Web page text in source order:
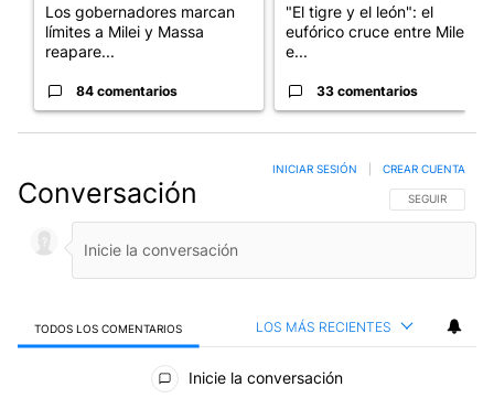
Los gobernadores marcan
límites a Milei y Massa
reapare...
84 comentarios
"El tigre y el león": el
eufórico cruce entre Milei y
e...
33 comentarios
Conversación SIGA ESTA
SEGUIR
INICIAR SESIÓN CREAR CUENTA
TODOS LOS COMENTARIOS LOS MÁS RECIENTES
Todos los comentarios
Inicie la conversación